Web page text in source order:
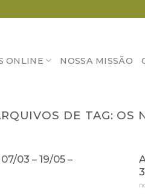
ONLINE NOSSA MISSÃO
DE TAG: OS
03 – 19/05 –